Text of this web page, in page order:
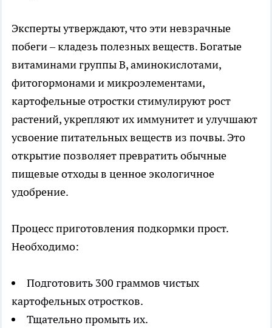
Эксперты утверждают, что эти невзрачные
побеги – кладезь полезных веществ. Богатые
витаминами группы В, аминокислотами,
фитогормонами и микроэлементами,
картофельные отростки стимулируют рост
растений, укрепляют их иммунитет и улучшают
усвоение питательных веществ из почвы. Это
открытие позволяет превратить обычные
пищевые отходы в ценное экологичное
удобрение.
Процесс приготовления подкормки прост.
Необходимо:
Подготовить 300 граммов чистых
картофельных отростков.
Тщательно промыть их.